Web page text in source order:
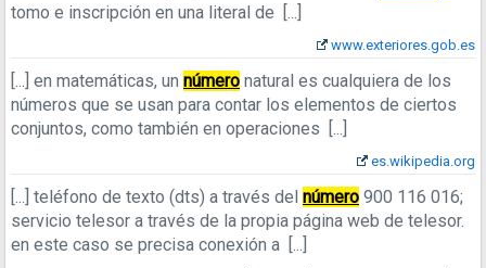
tomo e inscripción en una literal de [...]
www.exteriores.gob.es
[...] en matemáticas, un número natural es cualquiera de los
números que se usan para contar los elementos de ciertos
conjuntos, como también en operaciones [...]
es.wikipedia.org
[...] teléfono de texto (dts) a través del número 900 116 016;
servicio telesor a través de la propia página web de telesor.
en este caso se precisa conexión a [...]